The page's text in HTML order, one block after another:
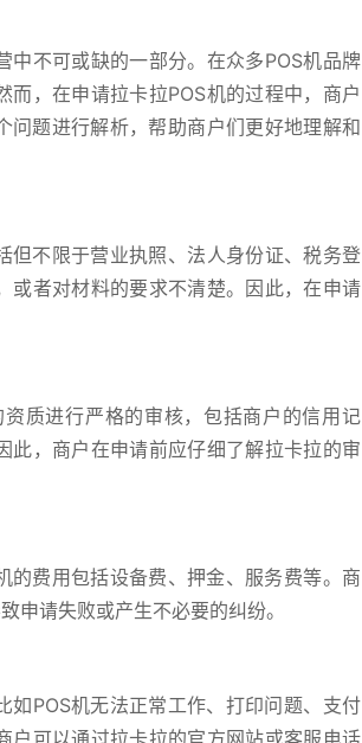
中不可或缺的一部分。在众多POS机品牌
，在申请拉卡拉POS机的过程中，商户
问题进行解析，帮助商户们更好地理解和
但不限于营业执照、法人身份证、税务登
或者对材料的要求不清楚。因此，在申请
质进行严格的审核，包括商户的信用记
此，商户在申请前应仔细了解拉卡拉的审
的费用包括设备费、押金、服务费等。商
申请失败或产生不必要的纠纷。
如POS机无法正常工作、打印问题、支付